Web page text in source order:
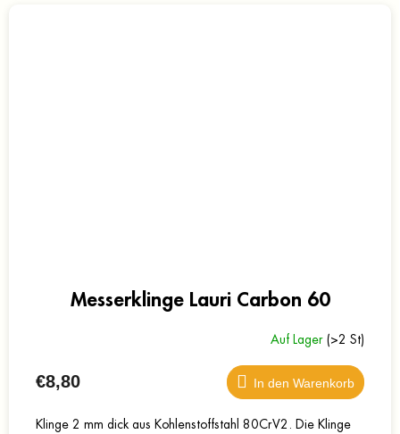
Messerklinge Lauri Carbon 60
Auf Lager (>2 St)
€8,80 In den Warenkorb
Klinge 2 mm dick aus Kohlenstoffstahl 80CrV2. Die Klinge